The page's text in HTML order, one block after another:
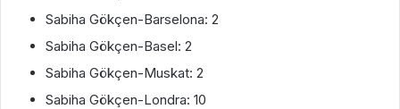
Sabiha Gökçen-Barselona: 2
Sabiha Gökçen-Basel: 2
Sabiha Gökçen-Muskat: 2
Sabiha Gökçen-Londra: 10